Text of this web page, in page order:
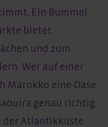
Ein Bummel
bietet
und zum
Wer auf einer
Marokko eine Oase
genau richtig:
der Atlantikküste